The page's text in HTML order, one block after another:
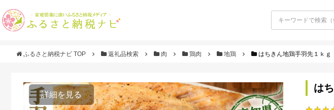
ふるさと納税ナビ TOP 返礼品検索 肉 鶏肉 地鶏 はちきん地鶏手羽先１ｋｇ
詳細を見る
は